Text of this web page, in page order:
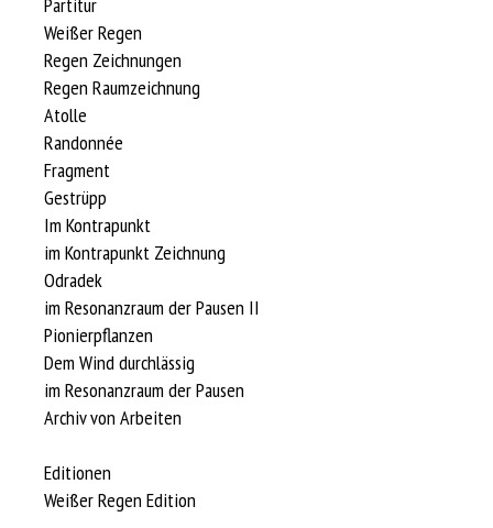
Weißer Regen
Regen Zeichnungen
Regen Raumzeichnung
Atolle
Randonnée
Fragment
Gestrüpp
Im Kontrapunkt
im Kontrapunkt Zeichnung
Odradek
im Resonanzraum der Pausen II
Pionierpflanzen
Dem Wind durchlässig
im Resonanzraum der Pausen
Archiv von Arbeiten
Editionen
Weißer Regen Edition